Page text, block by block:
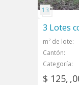
3 Lotes
m² de lote
Cantón
Categoría
$ 125,